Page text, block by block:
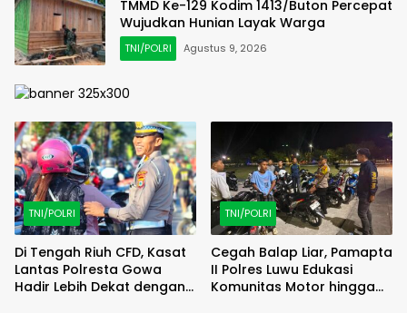
TMMD Ke-129 Kodim 1413/Buton Percepat
Wujudkan Hunian Layak Warga
TNI/POLRI Agustus 9, 2026
TNI/POLRI
Di Tengah Riuh CFD, Kasat
Lantas Polresta Gowa
Hadir Lebih Dekat dengan
TNI/POLRI
Cegah Balap Liar, Pamapta
II Polres Luwu Edukasi
Komunitas Motor hingga